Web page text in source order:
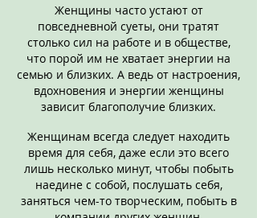
Женщины часто устают от
повседневной суеты, они тратят
столько сил на работе и в обществе,
что порой им не хватает энергии на
семью и близких. А ведь от настроения,
вдохновения и энергии женщины
зависит благополучие близких.
Женщинам всегда следует находить
время для себя, даже если это всего
лишь несколько минут, чтобы побыть
наедине с собой, послушать себя,
заняться чем-то творческим, побыть в